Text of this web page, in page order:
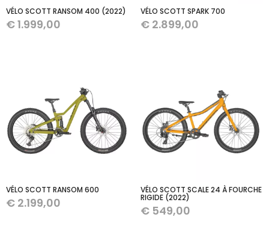
VÉLO SCOTT RANSOM 400 (2022)
€1.999,00
VÉLO SCOTT SPARK 700
€ 2.899,00
VÉLO SCOTT RANSOM 600
€ 2.199,00
VÉLO SCOTT SCALE 24 À FOURCHE
RIGIDE (2022)
€ 549,00